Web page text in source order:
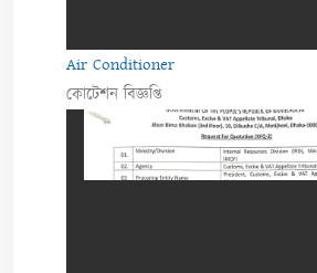
Air Conditioner
কোটেশন বিজ্ঞপ্তি